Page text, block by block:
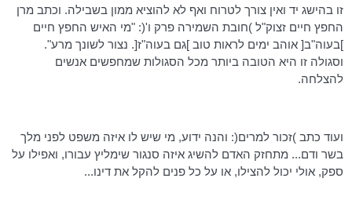
זו בהישג יד ואין צורך לטרוח ואף לא להוציא ממון בשבילה. וכתב מרן
החפץ חיים זצוק"ל )חובת השמירה פרק ו'(: "מי האיש החפץ חיים
]בעוה"ב[ אוהב ימים לראות טוב ]גם בעוה"ז[. נצור לשונך מרע".
וסגולה זו היא הטובה ביותר מכל הסגולות שמחפשים אנשים
להצלחה.
ועוד כתב )זכור למרים(: והנה ידוע, מי שיש לו איזה משפט לפני מלך
בשר ודם... מתחזק האדם להשיג איזה סנגור שימליץ עבורו, ואפילו על
ספק, אולי יכול להצילו, או על כל פנים להקל את דינו...